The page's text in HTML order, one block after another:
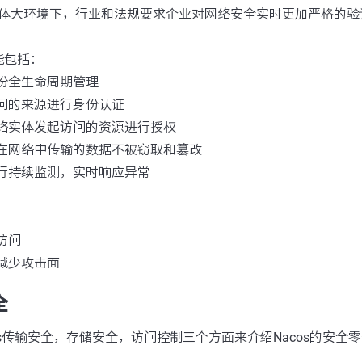
大环境下，行业和法规要求企业对网络安全实时更加严格的验
括：
全生命周期管理
的来源进行身份认证
实体发起访问的资源进行授权
网络中传输的数据不被窃取和篡改
持续监测，实时响应异常
问
少攻击面
输安全，存储安全，访问控制三个方面来介绍Nacos的安全零